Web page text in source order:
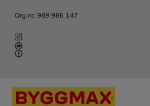
Org.nr: 989 986 147